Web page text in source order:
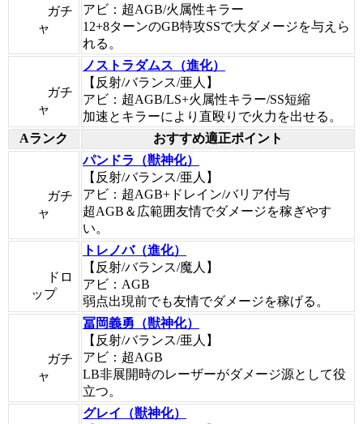
ガチ
ャ
アビ：超AGB/火属性キラー
12+8ターンのGB特攻SSで大ダメージを与えら
れる。
ガチ
ャ
ノストラダムス（進化）
【反射/バランス/亜人】
アビ：超AGB/LS+火属性キラー/SS短縮
加速とキラーにより直殴りで火力を出せる。
Aランク
おすすめ適正ポイント
ガチ
ャ
パンドラ（獣神化）
【反射/バランス/亜人】
アビ：超AGB+ドレイン/バリア付与
超AGB＆広範囲友情でダメージを稼ぎやす
い。
ドロ
ップ
トレノバ（進化）
【反射/バランス/魔人】
アビ：AGB
弱点出現前でも友情でダメージを稼げる。
ガチ
ャ
冨岡義勇（獣神化）
【反射/バランス/亜人】
アビ：超AGB
LB非展開時のレーザーがダメージ源として役
立つ。
グレイ（獣神化）